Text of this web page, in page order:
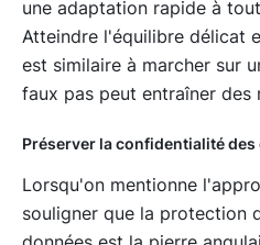
une adaptation rapide à
Atteindre l'équilibre délicat
est similaire à marcher sur
faux pas peut entraîner des
Préserver la confidentialité des
Lorsqu'on mentionne
souligner que la protection